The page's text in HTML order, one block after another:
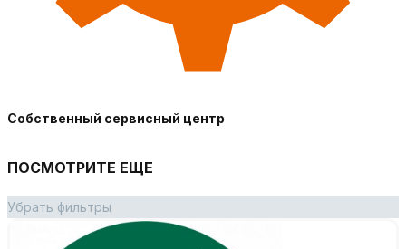
Собственный сервисный центр
ПОСМОТРИТЕ ЕЩЕ
Убрать фильтры